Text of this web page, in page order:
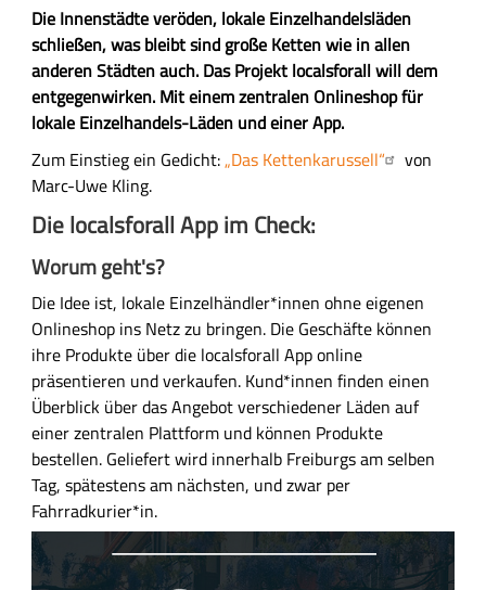
Z
u
s
a
m
m
e
n
f
a
s
s
u
n
g
Die Innenstädte veröden, lokale Einzelhandelsläden
schließen, was bleibt sind große Ketten wie in allen
anderen Städten auch. Das Projekt localsforall will dem
entgegenwirken. Mit einem zentralen Onlineshop für
lokale Einzelhandels-Läden und einer App.
H
a
u
p
t
I
n
h
a
l
t
s
f
e
l
d
Zum Einstieg ein Gedicht: „Das Kettenkarussell“
von
Marc-Uwe Kling.
Die localsforall App im Check:
Worum geht's?
Die Idee ist, lokale Einzelhändler*innen ohne eigenen
Onlineshop ins Netz zu bringen. Die Geschäfte können
ihre Produkte über die localsforall App online
präsentieren und verkaufen. Kund*innen finden einen
Überblick über das Angebot verschiedener Läden auf
einer zentralen Plattform und können Produkte
bestellen. Geliefert wird innerhalb Freiburgs am selben
Tag, spätestens am nächsten, und zwar per
Fahrradkurier*in.